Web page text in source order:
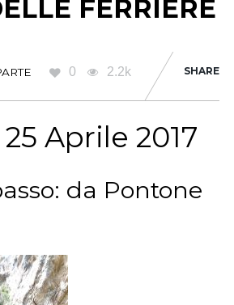
FERRIERE
0 2.2k SHARE
Aprile 2017
da Pontone